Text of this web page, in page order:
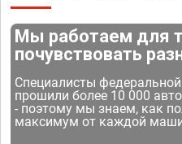
Мы работаем для
почувствовать
Специалисты
прошили более 10 000
- поэтому мы знаем, как
максимум от каждой